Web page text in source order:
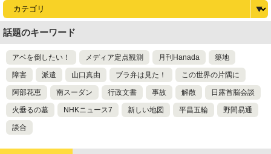
話題のキーワード
アベを倒したい！ メディア定点観測 月刊Hanada 築地
障害 派遣 山口真由 ブラ弁は見た！ この世界の片隅に
阿部花恵 南スーダン 行政文書 事故 解散 日露首脳会談
火垂るの墓 NHKニュース7 新しい地図 平昌五輪 野間易通
談合